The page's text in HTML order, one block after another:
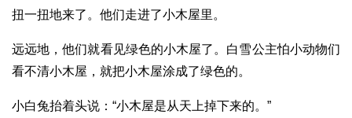
扭一扭地来了。他们走进了小木屋里。
远远地，他们就看见绿色的小木屋了。白雪公主怕小动物们
看不清小木屋，就把小木屋涂成了绿色的。
小白兔抬着头说：“小木屋是从天上掉下来的。”